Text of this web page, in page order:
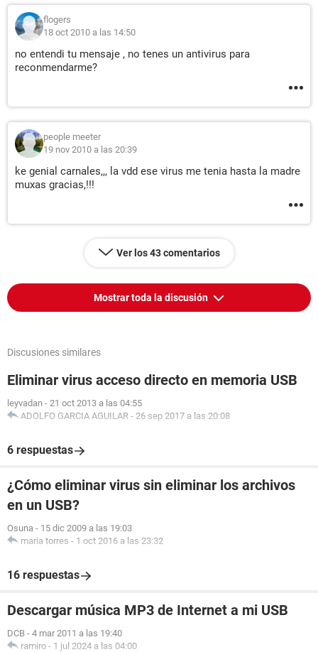
flogers
18 oct 2010 a las 14:50
no entendi tu mensaje , no tenes un antivirus para
reconmendarme?
people meeter
19 nov 2010 a las 20:39
ke genial carnales,,, la vdd ese virus me tenia hasta la madre
muxas gracias,!!!
Ver los 43 comentarios
Mostrar toda la discusión
Discusiones similares
Eliminar virus acceso directo en memoria USB
leyvadan - 21 oct 2013 a las 04:55
ADOLFO GARCIA AGUILAR - 26 sep 2017 a las 20:08
6 respuestas
¿Cómo eliminar virus sin eliminar los archivos
en un USB?
Osuna - 15 dic 2009 a las 19:03
maria torres - 1 oct 2016 a las 23:32
16 respuestas
Descargar música MP3 de Internet a mi USB
DCB - 4 mar 2011 a las 19:40
ramiro - 1 jul 2024 a las 04:00